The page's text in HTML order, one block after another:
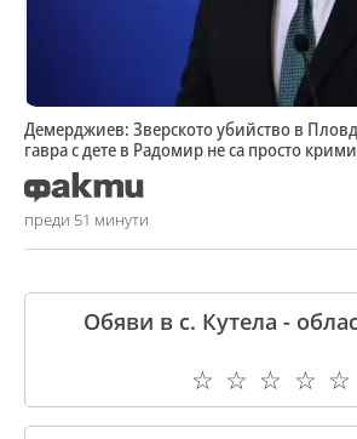
Демерджиев: Зверското убийство в
гавра с дете в Радомир не са просто
преди 51 минути
Обяви в с. Кутела -
☆
☆
☆
☆
☆